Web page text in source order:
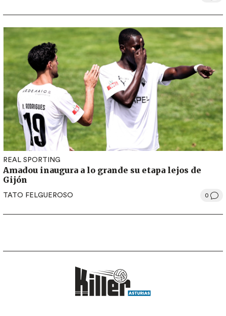
REAL SPORTING
Amadou inaugura a lo grande su etapa lejos de
Gijón
TATO FELGUEROSO 0